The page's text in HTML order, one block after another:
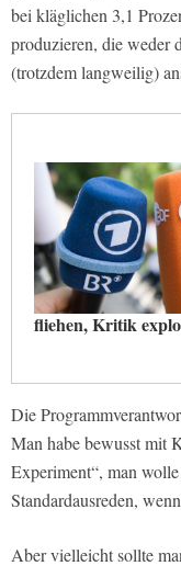
bei kläglichen 3,1
produzieren, die weder
(trotzdem langweilig)
fliehen, Kritik
Die
Man habe bewusst mit
Experiment“, man
Standardausreden,
Aber vielleicht sollte